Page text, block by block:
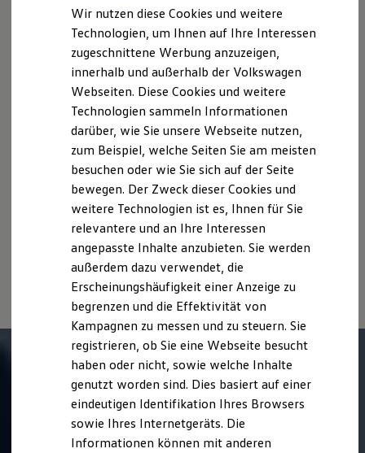
Laden unterwegs
Laden Zuhause
Ladestationen finden
Ladezeitensimulator
Batterie
Sicherheit
Nachhaltigkeit
Technologie
Kosten und Kauf
Verbrauchskosten
Kaufoptionen
E-Auto-Förderung
Software und Konnektivität
Die ID. Software 6
ID. Software Versionen und Updates
Digitale Extras
Schnittstellen zu Ihrem ID.
Marke und Erlebnis
Volkswagen R und R Experience
R-Modelle
R Experience
Driving Experience
Volkswagen entdecken
Werkbesichtigung
Lifestyle Shop
T-Roc Kollektion
Golf Kollektion
deutschen Lieferprogramm abweichen. Abgebildet sind
teilweise Sonderausstattungen der Fahrzeuge gegen
Bitte beachten Sie auch unseren Konfigurator für eine
Übersicht der aktuell verfügbaren Modelle und Ausstattungen.
Die angegebenen Verbrauchs- und Emissionswerte beziehen
sich nicht auf ein einzelnes Fahrzeug und sind nicht Bestandteil
des Angebots, sondern dienen allein Vergleichszwecken
zwischen den verschiedenen Fahrzeugtypen.
Zusatzausstattungen und Zubehör(Anbauteile, Reifenformat
usw.) können relevante Fahrzeugparameter, wiez. B.
Rollwiderstand und Aerodynamik verändern und neben
Witterungs- und Verkehrsbedingungen sowie dem
individuellen Fahrverhalten den Kraftstoffverbrauch, den
Stromverbrauch, die CO₂-Emissionen und die
Fahrleistungswerte eines Fahrzeugs beeinflussen.
Wir nutzen diese Cookies und weitere
Technologien, um Ihnen auf Ihre Interessen
zugeschnittene Werbung anzuzeigen,
innerhalb und außerhalb der Volkswagen
Webseiten. Diese Cookies und weitere
Technologien sammeln Informationen
darüber, wie Sie unsere Webseite nutzen,
zum Beispiel, welche Seiten Sie am meisten
besuchen oder wie Sie sich auf der Seite
bewegen. Der Zweck dieser Cookies und
weitere Technologien ist es, Ihnen für Sie
relevantere und an Ihre Interessen
angepasste Inhalte anzubieten. Sie werden
außerdem dazu verwendet, die
Erscheinungshäufigkeit einer Anzeige zu
begrenzen und die Effektivität von
Kampagnen zu messen und zu steuern. Sie
registrieren, ob Sie eine Webseite besucht
haben oder nicht, sowie welche Inhalte
genutzt worden sind. Dies basiert auf einer
eindeutigen Identifikation Ihres Browsers
sowie Ihres Internetgeräts. Die
Informationen können mit anderen